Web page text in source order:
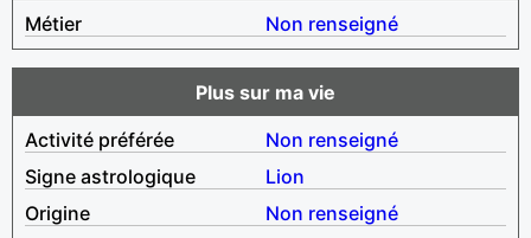
Métier
Non renseigné
Plus sur ma vie
Activité préférée
Non renseigné
Signe astrologique
Lion
Origine
Non renseigné